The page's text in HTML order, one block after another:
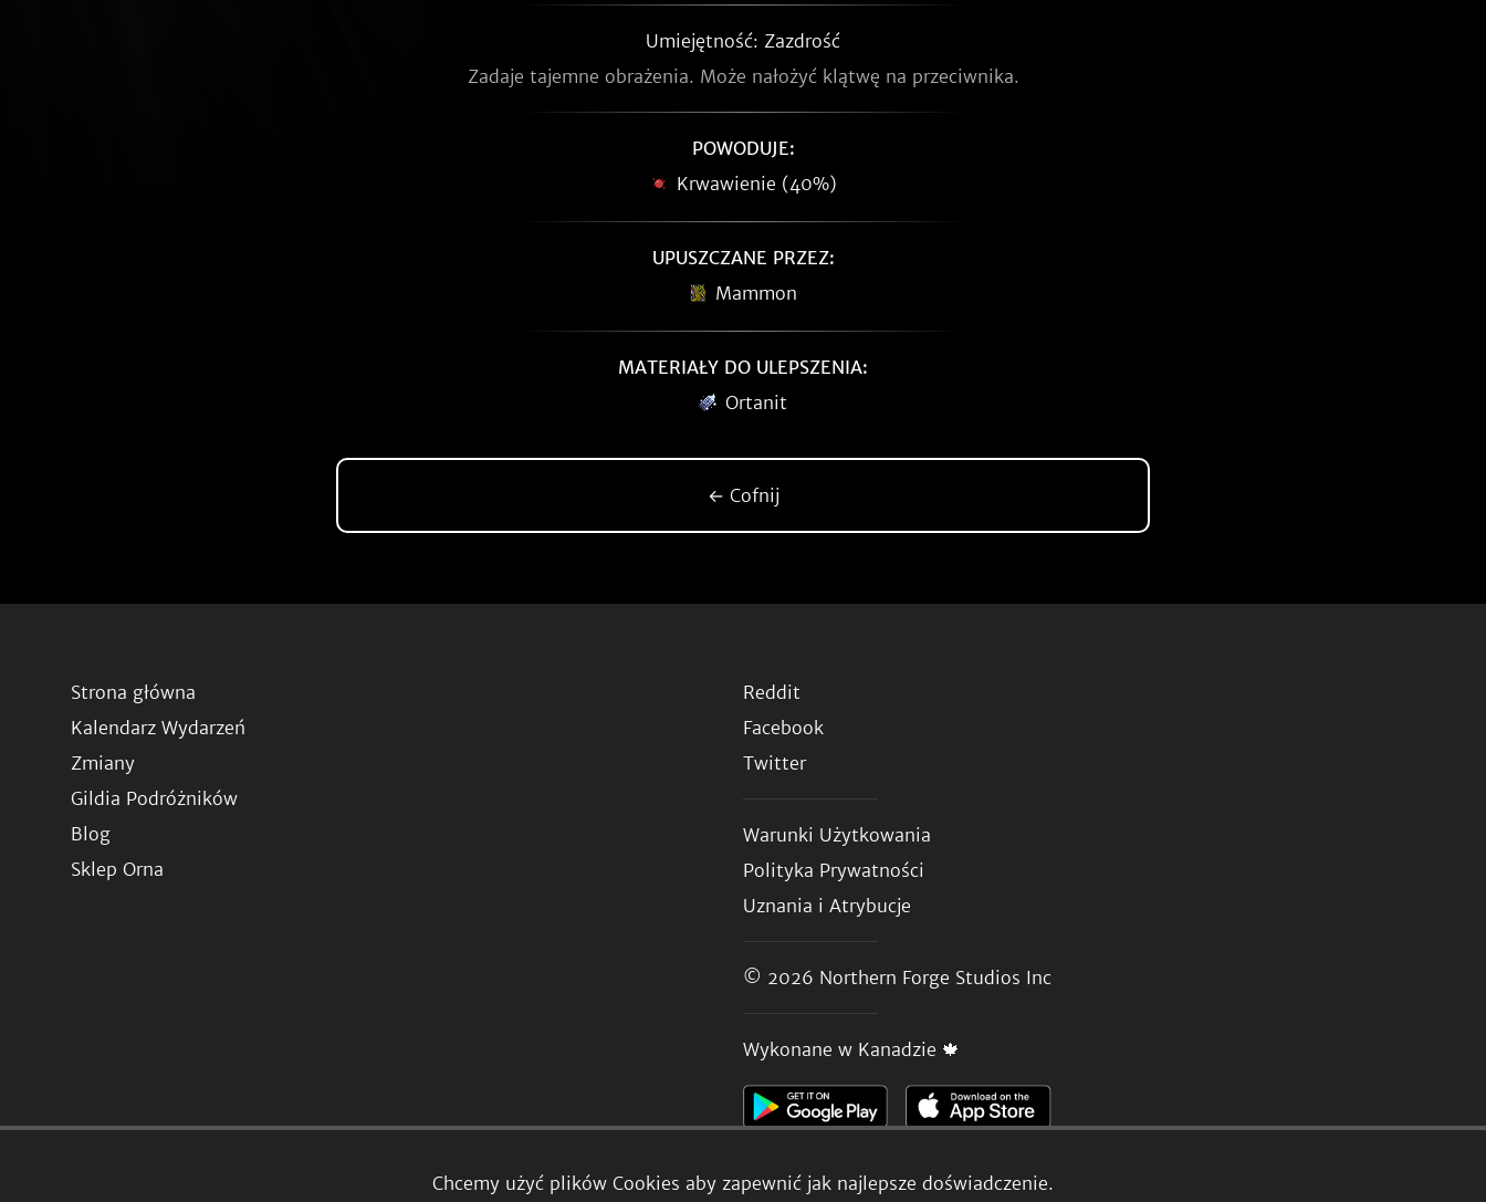
Chcemy użyć plików Cookies aby zapewnić jak najlepsze doświadczenie.
Umiejętność: Zazdrość
Zadaje tajemne obrażenia. Może nałożyć klątwę na przeciwnika.
POWODUJE:
Krwawienie (40%)
UPUSZCZANE PRZEZ:
Mammon
MATERIAŁY DO ULEPSZENIA:
Ortanit
← Cofnij
Strona główna
Kalendarz Wydarzeń
Zmiany
Gildia Podróżników
Blog
Sklep Orna
Reddit
Facebook
Twitter
Warunki Użytkowania
Polityka Prywatności
Uznania i Atrybucje
© 2026 Northern Forge Studios Inc
Wykonane w Kanadzie 🍁